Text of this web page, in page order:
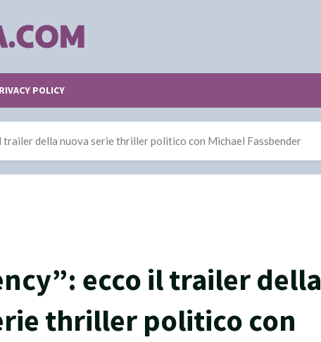
POLICY
trailer della nuova serie thriller politico con Michael Fassbender
ecco il trailer della
thriller politico con